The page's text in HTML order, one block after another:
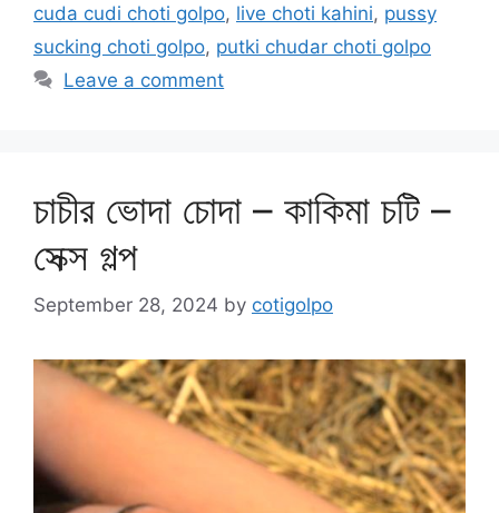
cuda cudi choti golpo, live choti kahini, pussy
sucking choti golpo, putki chudar choti golpo
Leave a comment
চাচীর ভোদা চোদা – কাকিমা চটি –
সেক্স গল্প
September 28, 2024 by cotigolpo